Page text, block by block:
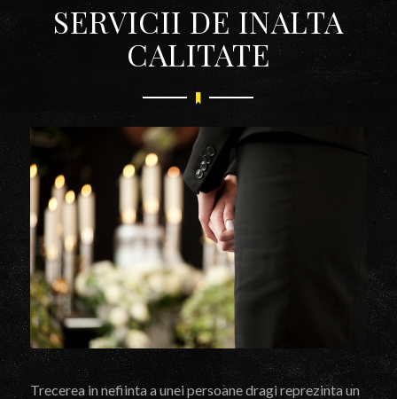
SERVICII DE INALTA
CALITATE
Trecerea in nefiinta a unei persoane dragi reprezinta un